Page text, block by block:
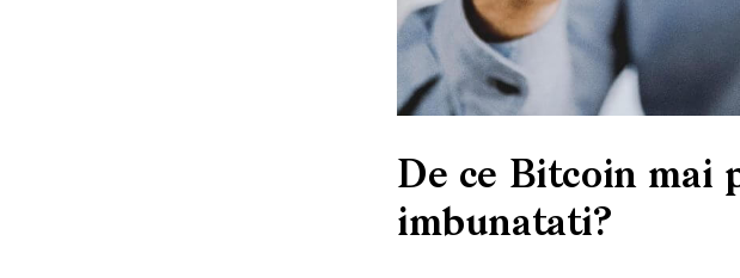
De ce Bitcoin mai
imbunatati?